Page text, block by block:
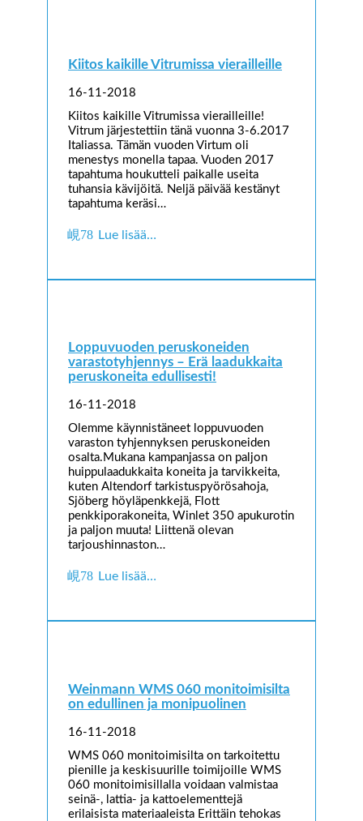
Kiitos kaikille Vitrumissa vierailleille
16-11-2018
Kiitos kaikille Vitrumissa vierailleille!
Vitrum järjestettiin tänä vuonna 3-6.2017
Italiassa. Tämän vuoden Virtum oli
menestys monella tapaa. Vuoden 2017
tapahtuma houkutteli paikalle useita
tuhansia kävijöitä. Neljä päivää kestänyt
tapahtuma keräsi…
Lue lisää…
Loppuvuoden peruskoneiden
varastotyhjennys – Erä laadukkaita
peruskoneita edullisesti!
16-11-2018
Olemme käynnistäneet loppuvuoden
varaston tyhjennyksen peruskoneiden
osalta.Mukana kampanjassa on paljon
huippulaadukkaita koneita ja tarvikkeita,
kuten Altendorf tarkistuspyörösahoja,
Sjöberg höyläpenkkejä, Flott
penkkiporakoneita, Winlet 350 apukurotin
ja paljon muuta! Liittenä olevan
tarjoushinnaston…
Lue lisää…
Weinmann WMS 060 monitoimisilta
on edullinen ja monipuolinen
16-11-2018
WMS 060 monitoimisilta on tarkoitettu
pienille ja keskisuurille toimijoille WMS
060 monitoimisillalla voidaan valmistaa
seinä-, lattia- ja kattoelementtejä
erilaisista materiaaleista Erittäin tehokas